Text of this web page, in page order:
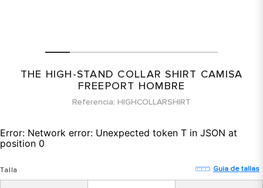
THE HIGH-STAND COLLAR SHIRT CAMISA
FREEPORT HOMBRE
Referencia HIGHCOLLARSHIRT
Error: Network error: Unexpected token T in JSON at
position 0
Talla Guia de tallas